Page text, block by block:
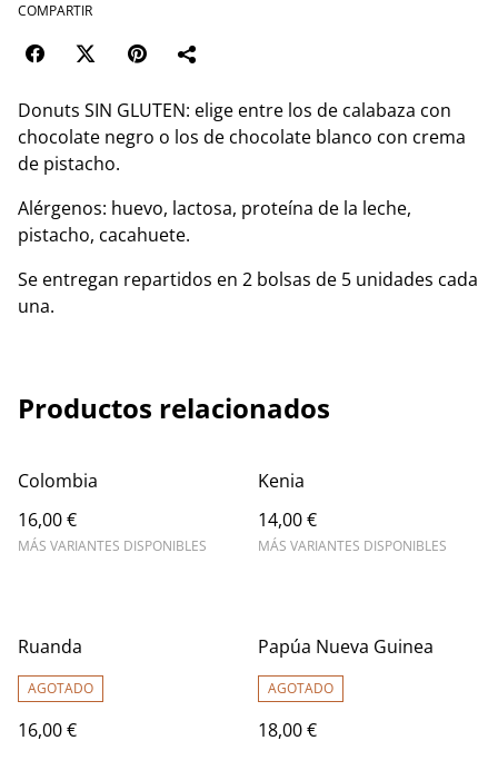
COMPARTIR
Donuts SIN GLUTEN: elige entre los de calabaza con
chocolate negro o los de chocolate blanco con crema
de pistacho.
Alérgenos: huevo, lactosa, proteína de la leche,
pistacho, cacahuete.
Se entregan repartidos en 2 bolsas de 5 unidades cada
una.
Productos relacionados
Colombia
16,00 €
MÁS VARIANTES DISPONIBLES
Kenia
14,00 €
MÁS VARIANTES DISPONIBLES
Ruanda
AGOTADO
16,00 €
Papúa Nueva Guinea
AGOTADO
18,00 €